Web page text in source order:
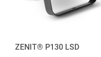
ZENIT® P130 LSD